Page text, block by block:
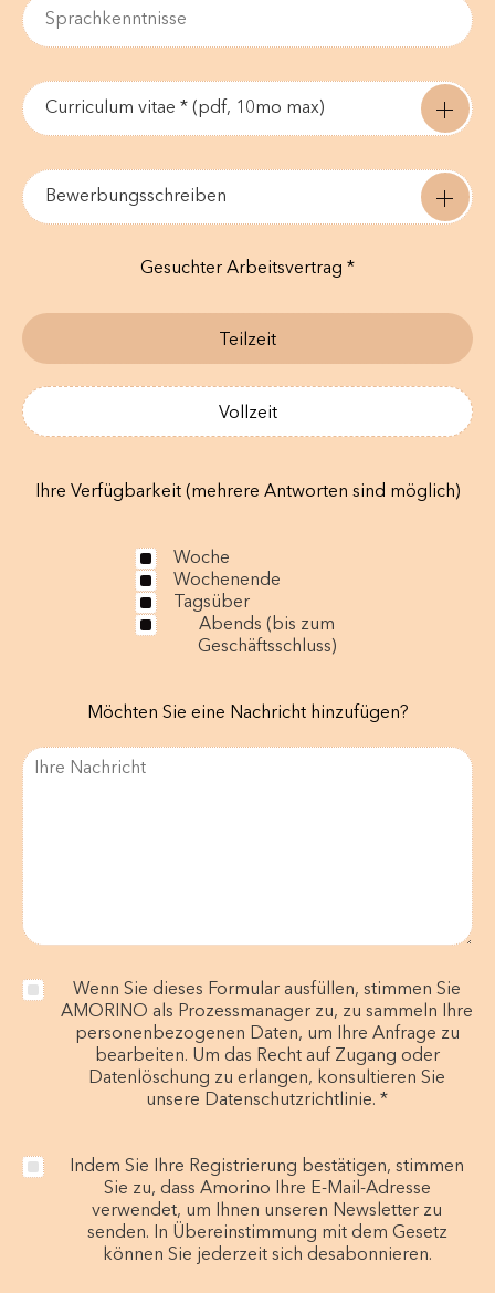
Curriculum vitae * (pdf, 10mo max)
Bewerbungsschreiben
Gesuchter Arbeitsvertrag *
Teilzeit
Vollzeit
Ihre Verfügbarkeit (mehrere Antworten sind möglich)
Woche
Wochenende
Tagsüber
Abends (bis zum
Geschäftsschluss)
Möchten Sie eine Nachricht hinzufügen?
Wenn Sie dieses Formular ausfüllen, stimmen Sie
AMORINO als Prozessmanager zu, zu sammeln Ihre
personenbezogenen Daten, um Ihre Anfrage zu
bearbeiten. Um das Recht auf Zugang oder
Datenlöschung zu erlangen, konsultieren Sie
unsere Datenschutzrichtlinie. *
Indem Sie Ihre Registrierung bestätigen, stimmen
Sie zu, dass Amorino Ihre E-Mail-Adresse
verwendet, um Ihnen unseren Newsletter zu
senden. In Übereinstimmung mit dem Gesetz
können Sie jederzeit sich desabonnieren.